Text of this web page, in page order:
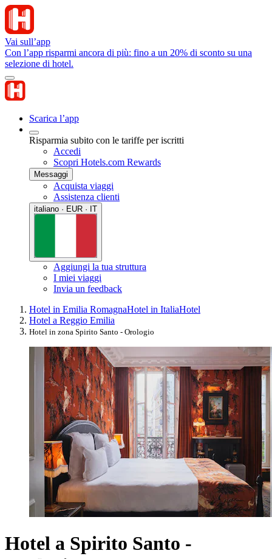
Vai sull’app
Con l’app risparmi ancora di più: fino a un 20% di sconto su una
selezione di hotel.
Scarica l’app
Risparmia subito con le tariffe per iscritti
Accedi
Scopri Hotels.com Rewards
Messaggi
Acquista viaggi
Assistenza clienti
italiano · EUR · IT
Aggiungi la tua struttura
I miei viaggi
Invia un feedback
Hotel in Emilia RomagnaHotel in ItaliaHotel
Hotel a Reggio Emilia
Hotel in zona Spirito Santo - Orologio
Hotel a Spirito Santo -